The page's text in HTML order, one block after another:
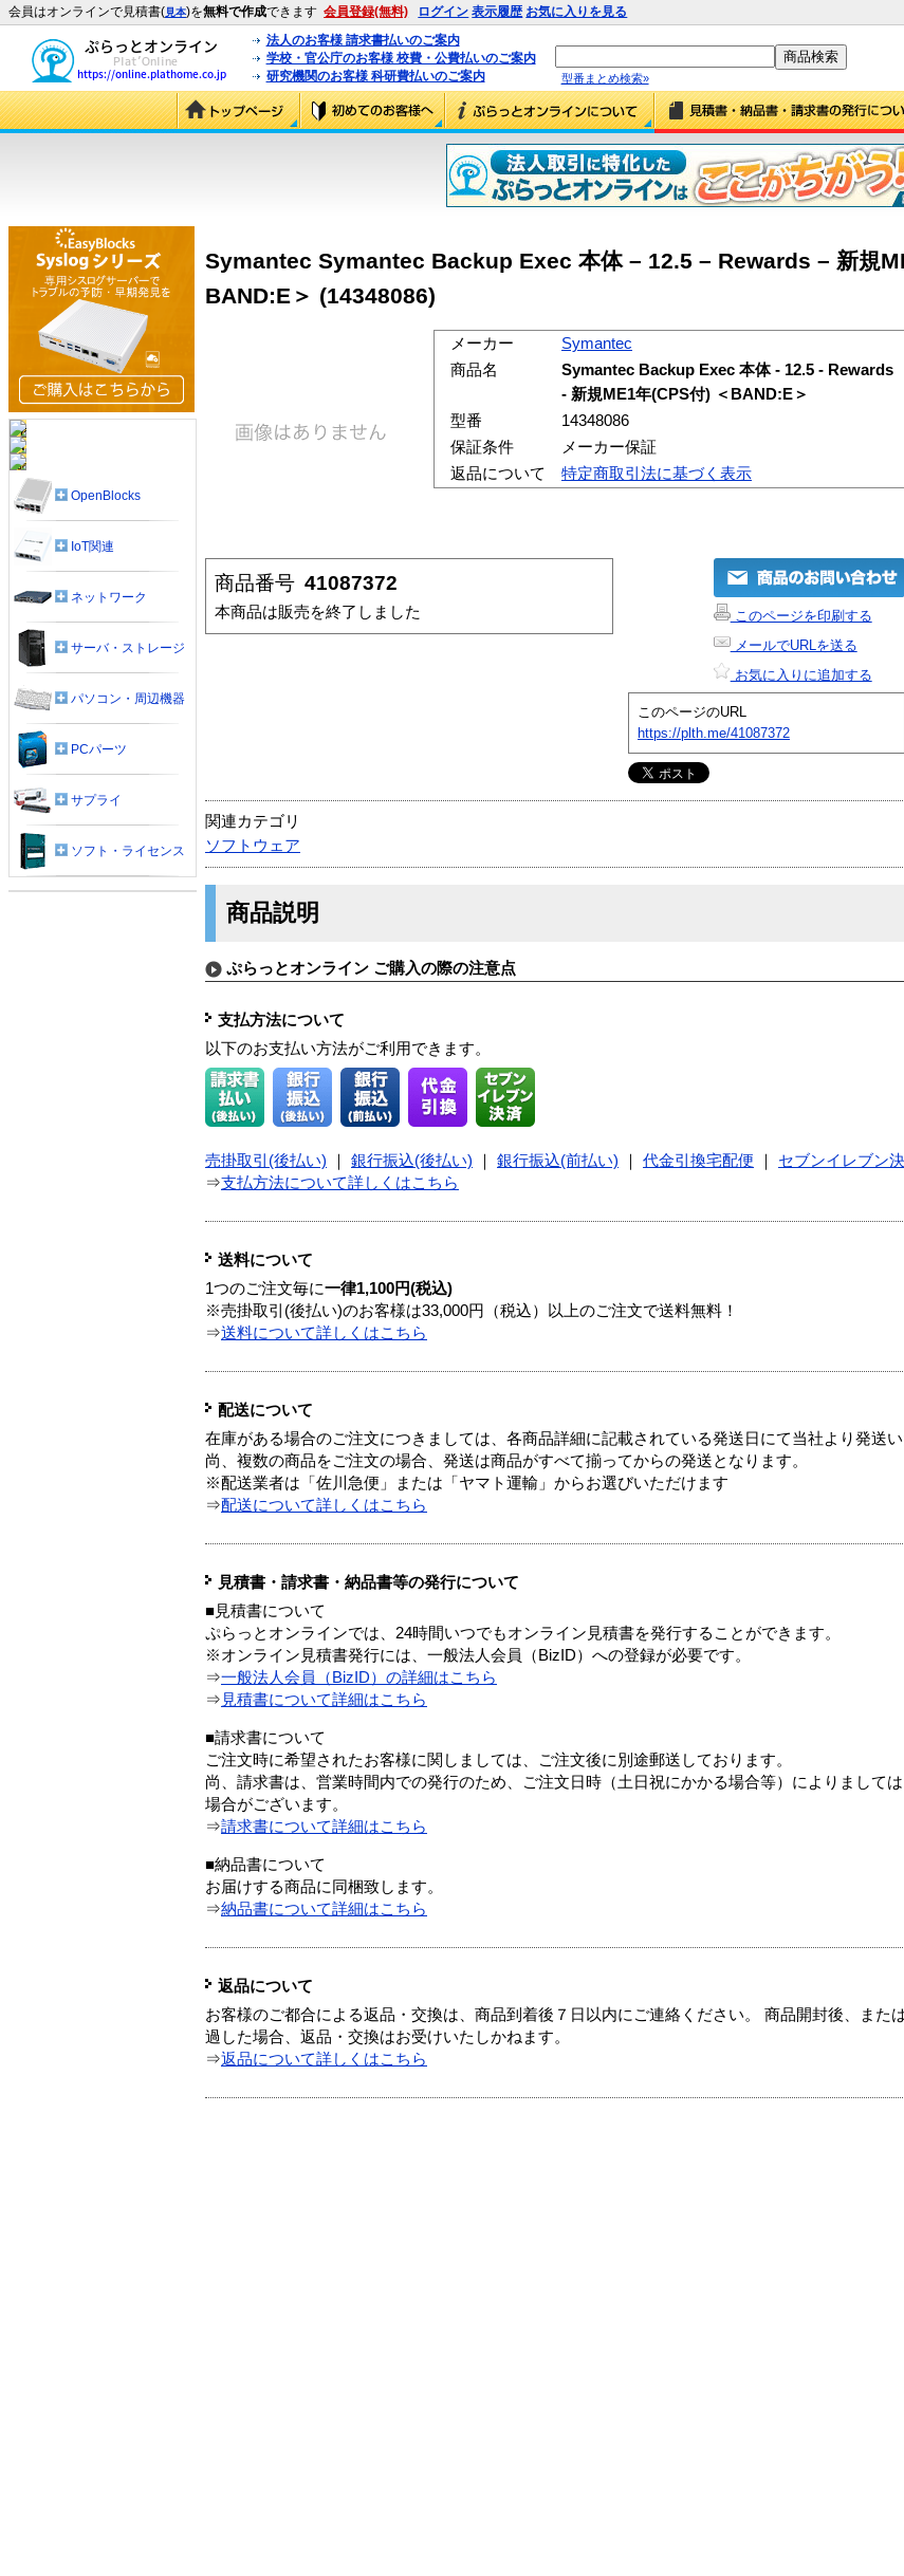
会員はオンラインで見積書(見本)を無料で作成できます 会員登録(無料) ログイン 表示履歴 お気に入りを見る
法人のお客様 請求書払いのご案内
学校・官公庁のお客様 校費・公費払いのご案内
研究機関のお客様 科研費払いのご案内
型番まとめ検索»
Symantec Symantec Backup Exec 本体 – 12.5 – Rewards – 新規
BAND:E＞ (14348086)
メーカー
Symantec
商品名
Symantec Backup Exec 本体 - 12.5 - Rewards
- 新規ME1年(CPS付) ＜BAND:E＞
型番
14348086
保証条件
メーカー保証
返品について
特定商取引法に基づく表示
商品番号 41087372
本商品は販売を終了しました
このページを印刷する
メールでURLを送る
お気に入りに追加する
このページのURL
https://plth.me/41087372
関連カテゴリ
ソフトウェア
商品説明
ぷらっとオンライン ご購入の際の注意点
支払方法について
以下のお支払い方法がご利用できます。
売掛取引(後払い) 銀行振込(後払い) 銀行振込(前払い) 代金引換宅配便
セブンイレブン
⇒支払方法について詳しくはこちら
送料について
1つのご注文毎に一律1,100円(税込)
※売掛取引(後払い)のお客様は33,000円（税込）以上のご注文で送料無料！
⇒送料について詳しくはこちら
配送について
在庫がある場合のご注文につきましては、各商品詳細に記載されている発送日にて当社より発送い
尚、複数の商品をご注文の場合、発送は商品がすべて揃ってからの発送となります。
※配送業者は「佐川急便」または「ヤマト運輸」からお選びいただけます
⇒配送について詳しくはこちら
見積書・請求書・納品書等の発行について
■見積書について
ぷらっとオンラインでは、24時間いつでもオンライン見積書を発行することができます。
※オンライン見積書発行には、一般法人会員（BizID）への登録が必要です。
⇒一般法人会員（BizID）の詳細はこちら
⇒ 見積書について詳細はこちら
■請求書について
ご注文時に希望されたお客様に関しましては、ご注文後に別途郵送しております。
尚、請求書は、営業時間内での発行のため、ご注文日時（土日祝にかかる場合等）によりまして
場合がございます。
⇒請求書について詳細はこちら
■納品書について
お届けする商品に同梱致します。
⇒納品書について詳細はこちら
返品について
お客様のご都合による返品・交換は、商品到着後７日以内にご連絡ください。 商品開封後、また
過した場合、返品・交換はお受けいたしかねます。
⇒返品について詳しくはこちら
OpenBlocks
IoT関連
ネットワーク
サーバ・ストレージ
パソコン・周辺機器
PCパーツ
サプライ
ソフト・ライセンス